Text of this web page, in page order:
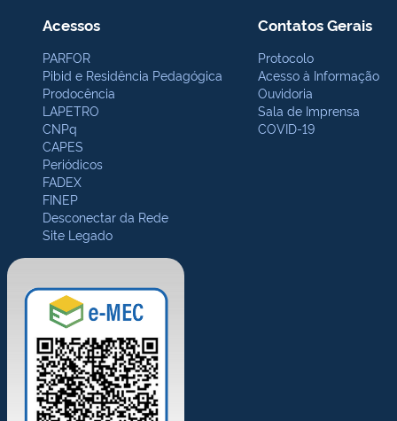
Acessos
PARFOR
Pibid e Residência Pedagógica
Prodocência
LAPETRO
CNPq
CAPES
Periódicos
FADEX
FINEP
Desconectar da Rede
Site Legado
Contatos Gerais
Protocolo
Acesso à Informação
Ouvidoria
Sala de Imprensa
COVID-19